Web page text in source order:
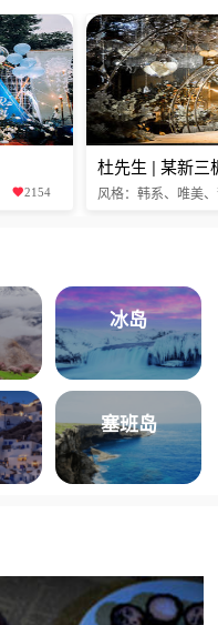
2154
杜先生 | 某新三
风格：韩系、唯美
冰岛
塞班岛